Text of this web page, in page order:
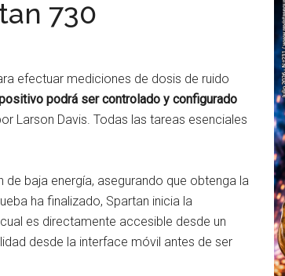
730
efectuar mediciones de dosis de ruido
podrá ser controlado y configurado
Larson Davis. Todas las tareas esenciales
baja energía, asegurando que obtenga la
ha finalizado, Spartan inicia la
es directamente accesible desde un
desde la interface móvil antes de ser